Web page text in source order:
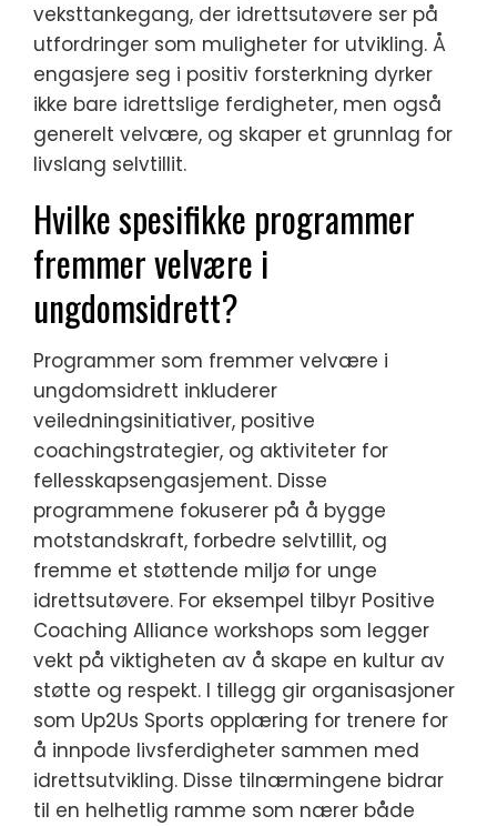
veksttankegang, der idrettsutøvere ser på
utfordringer som muligheter for utvikling. Å
engasjere seg i positiv forsterkning dyrker
ikke bare idrettslige ferdigheter, men også
generelt velvære, og skaper et grunnlag for
livslang selvtillit.
Hvilke spesifikke programmer
fremmer velvære i
ungdomsidrett?
Programmer som fremmer velvære i
ungdomsidrett inkluderer
veiledningsinitiativer, positive
coachingstrategier, og aktiviteter for
fellesskapsengasjement. Disse
programmene fokuserer på å bygge
motstandskraft, forbedre selvtillit, og
fremme et støttende miljø for unge
idrettsutøvere. For eksempel tilbyr Positive
Coaching Alliance workshops som legger
vekt på viktigheten av å skape en kultur av
støtte og respekt. I tillegg gir organisasjoner
som Up2Us Sports opplæring for trenere for
å innpode livsferdigheter sammen med
idrettsutvikling. Disse tilnærmingene bidrar
til en helhetlig ramme som nærer både